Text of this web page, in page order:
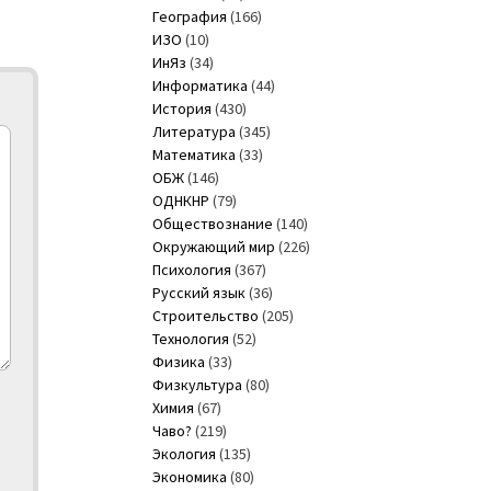
География (166)
ИЗО (10)
ИнЯз (34)
Информатика (44)
История (430)
Литература (345)
Математика (33)
ОБЖ(146)
ОДНКНР (79)
Обществознание (140)
Окружающий мир (226)
Психология (367)
Русский язык(36)
Строительство (205)
Технология (52)
Физика (33)
Физкультура (80)
Химия (67)
Чаво? (219)
Экология (135)
Экономика (80)